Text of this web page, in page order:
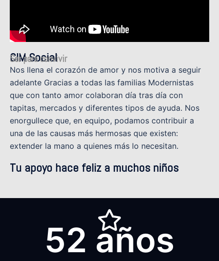
CIM Social
Ser para convivir
Nos llena el corazón de amor y nos motiva a seguir
adelante Gracias a todas las familias Modernistas
que con tanto amor colaboran día tras día con
tapitas, mercados y diferentes tipos de ayuda. Nos
enorgullece que, en equipo, podamos contribuir a
una de las causas más hermosas que existen:
extender la mano a quienes más lo necesitan.
Tu apoyo hace feliz a muchos niños
52 años